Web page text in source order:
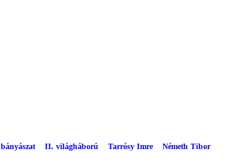
bányászat II. világháború Tarrósy Imre Németh Tibor